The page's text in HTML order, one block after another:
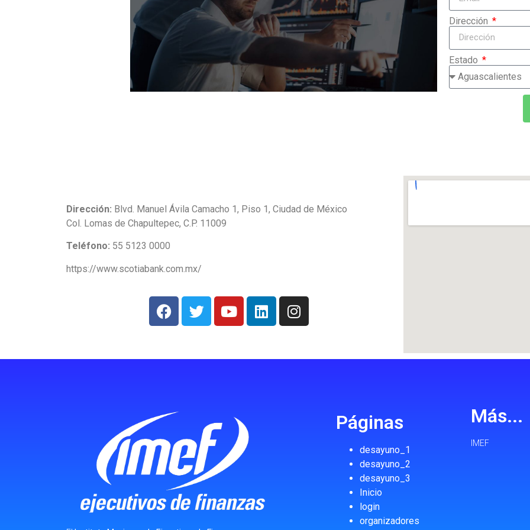
Dirección
Estado
Dirección: Blvd. Manuel Ávila Camacho 1, Piso 1, Ciudad de México
Col. Lomas de Chapultepec, C.P. 11009
Teléfono: 55 5123 0000
https://www.scotiabank.com.mx/
Páginas
desayuno_1
desayuno_2
desayuno_3
Inicio
login
organizadores
Más...
IMEF